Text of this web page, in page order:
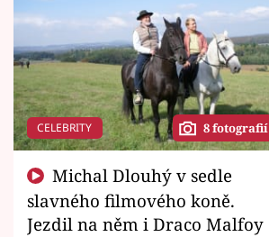
CELEBRITY 8 fotografií
slavného filmového koně.
Jezdil na něm i Draco Malfoy